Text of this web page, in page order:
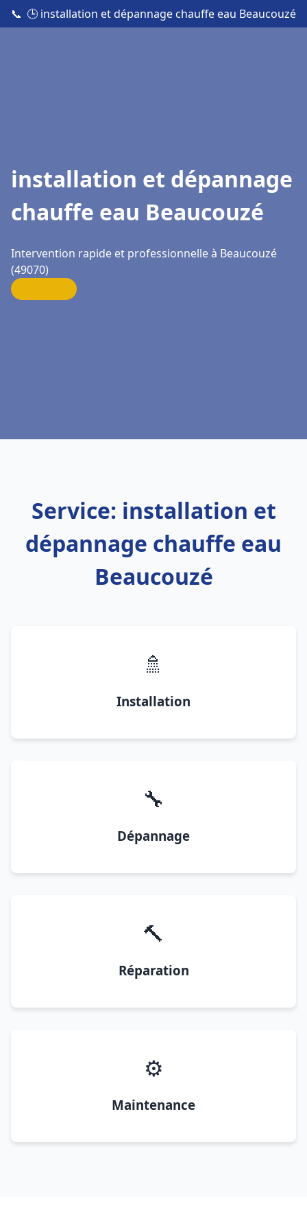
📞 🕒 installation et dépannage chauffe eau Beaucouzé
installation et dépannage
chauffe eau Beaucouzé
Intervention rapide et professionnelle à Beaucouzé
(49070)
Service: installation et
dépannage chauffe eau
Beaucouzé
🚿
Installation
🔧
Dépannage
🔨
Réparation
⚙️
Maintenance